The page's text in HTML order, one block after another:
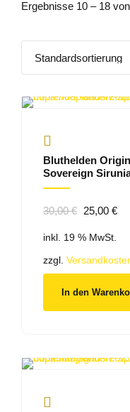
Ergebnisse 10 – 18
Bluthelden
Sovereign
30,00€
war:
30,00 €
25,00 €
inkl. 19 % MwSt.
zzgl.
In den